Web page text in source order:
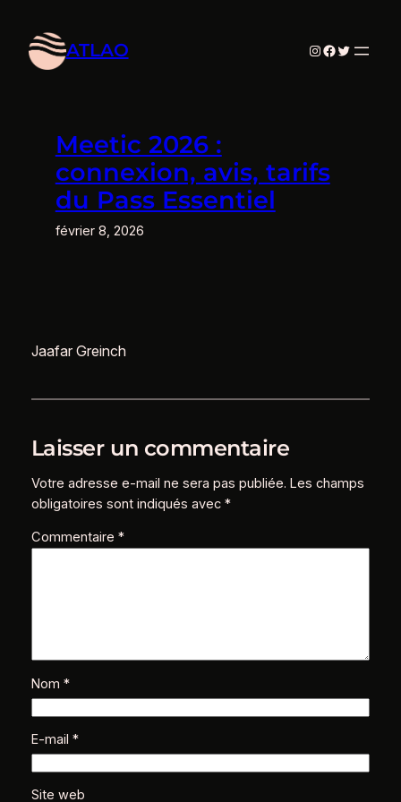
contenu
ATLAO Instagram
Facebook
Twitter
Meetic 2026 :
connexion, avis, tarifs
du Pass Essentiel
février 8, 2026
Jaafar Greinch
Laisser un commentaire
Votre adresse e-mail ne sera pas publiée. Les champs
obligatoires sont indiqués avec *
Commentaire *
Nom *
E-mail *
Site web